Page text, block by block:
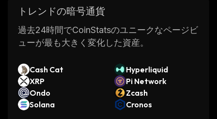
トレンドの暗号通貨
過去24時間でCoinStatsのユニークなページビ
ューが最も大きく変化した資産。
Cash Cat
Hyperliquid
XRP
Pi Network
Ondo
Zcash
Solana
Cronos